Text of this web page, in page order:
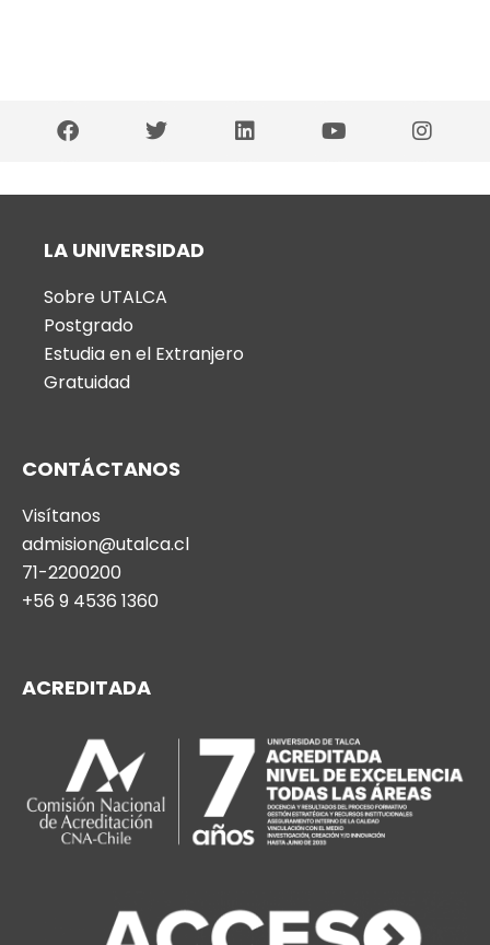
LA UNIVERSIDAD
Sobre UTALCA
Postgrado
Estudia en el Extranjero
Gratuidad
CONTÁCTANOS
Visítanos
admision@utalca.cl
71-2200200
+56 9 4536 1360
ACREDITADA